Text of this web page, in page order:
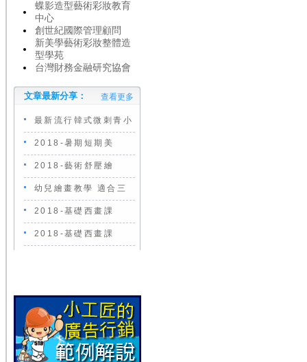
蝶影造型藝術彩妝教育
中心
創世紀國際管理顧問
新美學藝術彩妝整體造
型學苑
台灣財務金融研究協會
文章最新分享： 查看更多
最新流行韓式微刺青小
2018-暑期短期美
2018-藝術舒壓繪
幼兒繪畫教學 適合三
2018-基礎西畫課
2018-基礎西畫課